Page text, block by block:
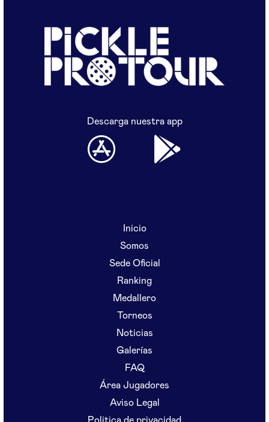
Descarga nuestra app
Inicio
Somos
Sede Oficial
Ranking
Medallero
Torneos
Noticias
Galerías
FAQ
Área Jugadores
Aviso Legal